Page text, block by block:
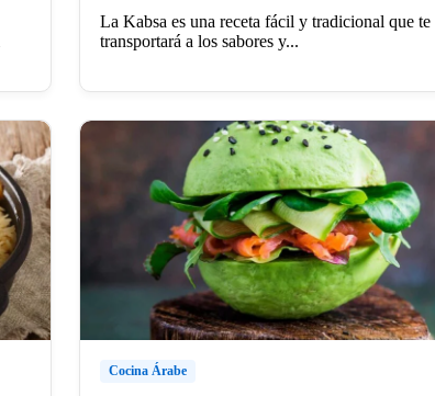
La Kabsa es una receta fácil y tradicional que te
transportará a los sabores y...
Cocina Árabe